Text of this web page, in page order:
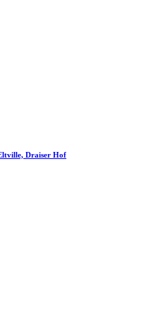
Draiser Hof